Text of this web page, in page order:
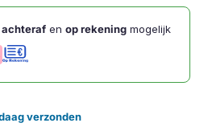
achteraf enop rekening mogelijk
verzonden